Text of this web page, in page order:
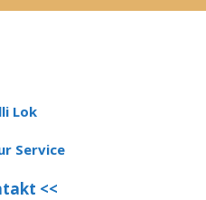
Lok
Service
<<